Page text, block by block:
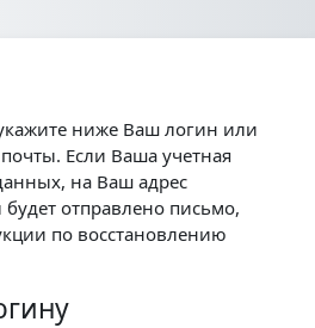
ниже Ваш логин или
Если Ваша учетная
на Ваш адрес
отправлено письмо,
по восстановлению